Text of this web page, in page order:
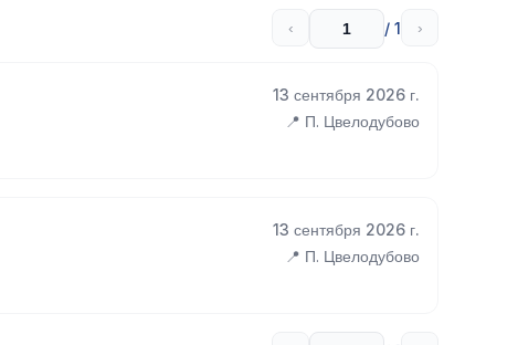
‹ / 1 ›
13 сентября 2026 г.
📍 П. Цвелодубово
13 сентября 2026 г.
📍 П. Цвелодубово